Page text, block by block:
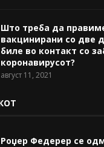
Што треба да
вакцинирани со две
биле во контакт со
коронавирусот?
август 11, 2021
Роџер Федерер се